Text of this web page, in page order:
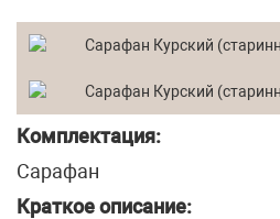
Комплектация:
Сарафан
Краткое описание: